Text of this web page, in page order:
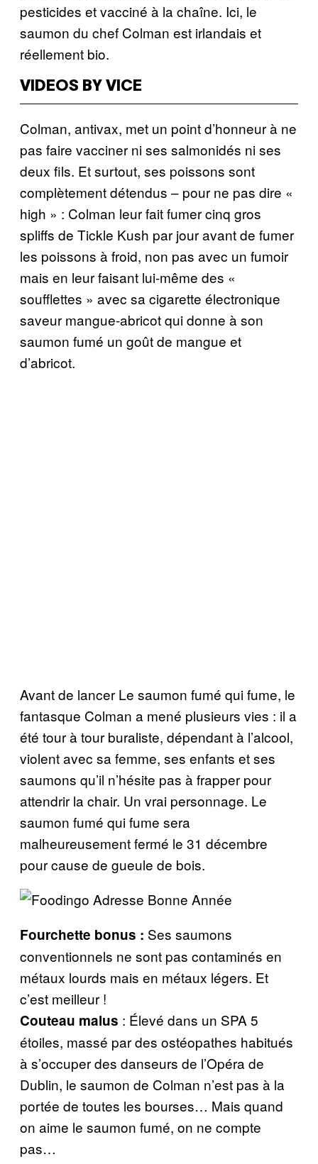
pesticides et vacciné à la chaîne. Ici, le
saumon du chef Colman est irlandais et
réellement bio.
VIDEOS BY VICE
Colman, antivax, met un point d’honneur à ne
pas faire vacciner ni ses salmonidés ni ses
deux fils. Et surtout, ses poissons sont
complètement détendus – pour ne pas dire «
high » : Colman leur fait fumer cinq gros
spliffs de Tickle Kush par jour avant de fumer
les poissons à froid, non pas avec un fumoir
mais en leur faisant lui-même des «
soufflettes » avec sa cigarette électronique
saveur mangue-abricot qui donne à son
saumon fumé un goût de mangue et
d’abricot.
Avant de lancer Le saumon fumé qui fume, le
fantasque Colman a mené plusieurs vies : il a
été tour à tour buraliste, dépendant à l’alcool,
violent avec sa femme, ses enfants et ses
saumons qu’il n’hésite pas à frapper pour
attendrir la chair. Un vrai personnage. Le
saumon fumé qui fume sera
malheureusement fermé le 31 décembre
pour cause de gueule de bois.
Fourchette bonus : Ses saumons
conventionnels ne sont pas contaminés en
métaux lourds mais en métaux légers. Et
c’est meilleur !
Couteau malus : Élevé dans un SPA 5
étoiles, massé par des ostéopathes habitués
à s’occuper des danseurs de l’Opéra de
Dublin, le saumon de Colman n’est pas à la
portée de toutes les bourses… Mais quand
on aime le saumon fumé, on ne compte
pas…